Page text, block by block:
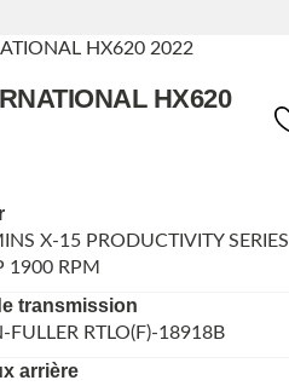
HX620
X-15 PRODUCTIVITY SERIES
1900 RPM
transmission
FULLER RTLO(F)-18918B
arrière